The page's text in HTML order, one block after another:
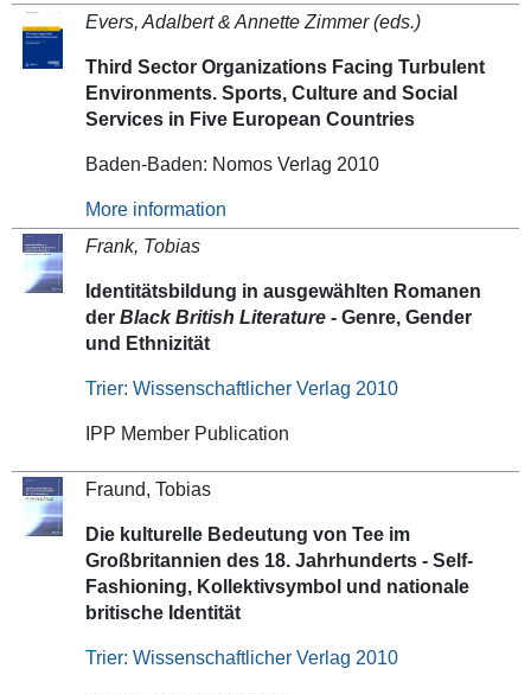
Evers, Adalbert & Annette Zimmer (eds.)
Third Sector Organizations Facing Turbulent
Environments. Sports, Culture and Social
Services in Five European Countries
Baden-Baden: Nomos Verlag 2010
More information
Frank, Tobias
Identitätsbildung in ausgewählten Romanen
derBlack British Literature - Genre, Gender
und Ethnizität
Trier: Wissenschaftlicher Verlag 2010
IPP Member Publication
Fraund, Tobias
Die kulturelle Bedeutung von Tee im
Großbritannien des 18. Jahrhunderts - Self-
Fashioning, Kollektivsymbol und nationale
britische Identität
Trier: Wissenschaftlicher Verlag 2010